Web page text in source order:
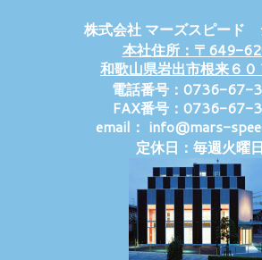
株式会社 マーズスピード
本社住所：〒649-
和歌山県岩出市根来６０
電話番号：0736-67-
FAX番号：0736-67-
email： info@mars-
定休日：毎週火曜日